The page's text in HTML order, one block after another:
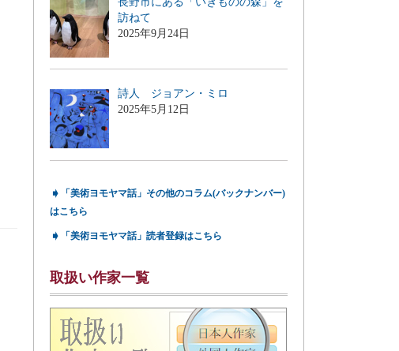
訪ねて
2025年9月24日
詩人 ジョアン・ミロ
2025年5月12日
➧
「美術ヨモヤマ話」その他のコラム(バックナンバー)
はこちら
➧ 「美術ヨモヤマ話」読者登録はこちら
取扱い作家一覧